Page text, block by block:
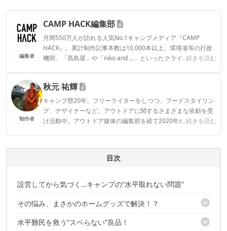
編集者
CAMP HACK編集部
月間550万人が訪れる人気No.1キャンプメディア『CAMP
HACK』。累計制作記事本数は10,000本以上。環境省等の行政
機関、「髙島屋」や「niko and ...」といったクライアントとの
...続きを読む
CAMP HACK編集部のプロフィール
制作者
秋元 祐輝
キャンプ歴20年。フリーライターをしつつ、フードスタイリン
グ、デザイナーなど、アウトドアに関するさまざまな依頼を受
け活動中。アウトドア媒体の編集部を経て2020年からフリーラ
...続きを読む
目次
設営してから気づく…キャンプの“水平取れない問題”
その悩み、まさかのホームグッズで解決！？
ゴム素材でフチがあるからズレにくい！
水平難民を救う”スベらない”良品！